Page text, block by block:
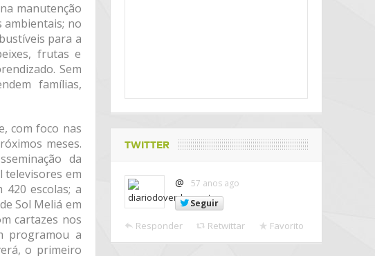
manutenção
ambientais; no
para a
frutas e
Sem
famílias,
com foco nas
meses.
da
televisores em
escolas; a
Sol Meliá em
cartazes nos
programou a
o primeiro
TWITTER
@
57 anos ago
Seguir
Responder Retwittar Favorito